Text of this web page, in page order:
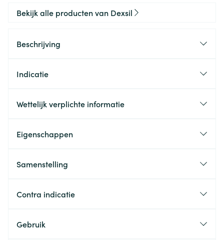
Bekijk alle producten van Dexsil
Beschrijving
Indicatie
Wettelijk verplichte informatie
Eigenschappen
Samenstelling
Contra indicatie
Gebruik